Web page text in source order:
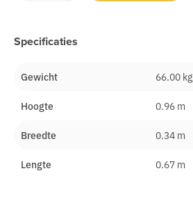
Specificaties
Gewicht 66.00 kg
Hoogte 0.96 m
Breedte 0.34 m
Lengte 0.67 m